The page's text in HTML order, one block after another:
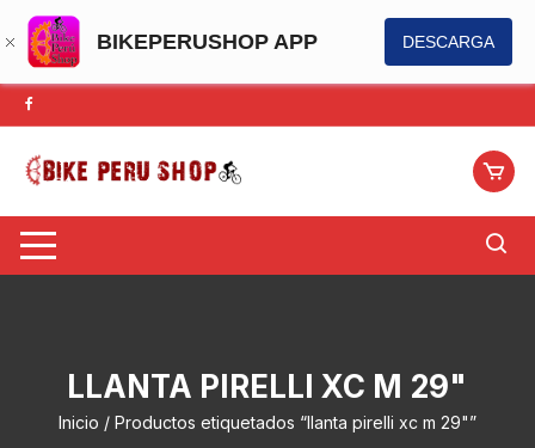
BIKEPERUSHOP APP DESCARGA
Saltar
al
contenido
LLANTA PIRELLI XC M 29"
Inicio / Productos etiquetados “llanta pirelli xc m 29"”